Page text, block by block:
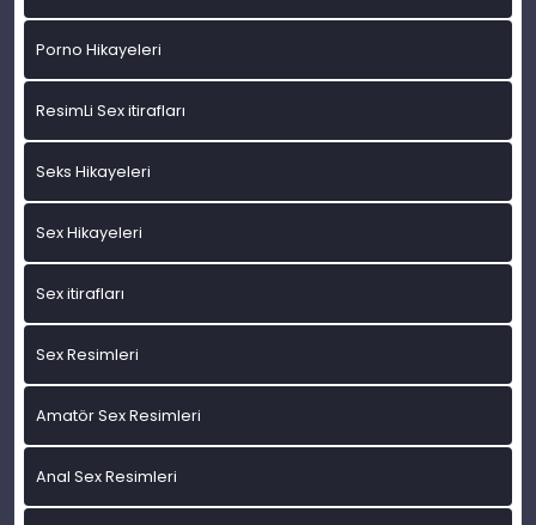
Porno Hikayeleri
ResimLi Sex itirafları
Seks Hikayeleri
Sex Hikayeleri
Sex itirafları
Sex Resimleri
Amatör Sex Resimleri
Anal Sex Resimleri